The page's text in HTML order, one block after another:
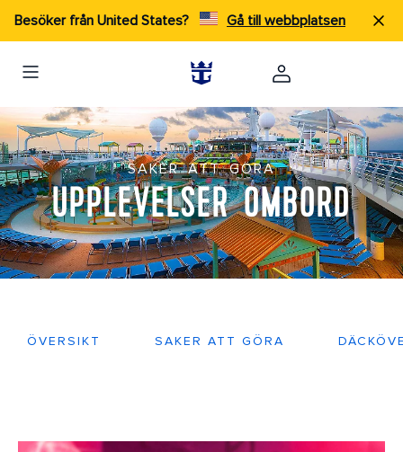
Besöker från United States? Gå till webbplatsen
SAKER ATT GÖRA
UPPLEVELSER OMBORD
ÖVERSIKT SAKER ATT GÖRA